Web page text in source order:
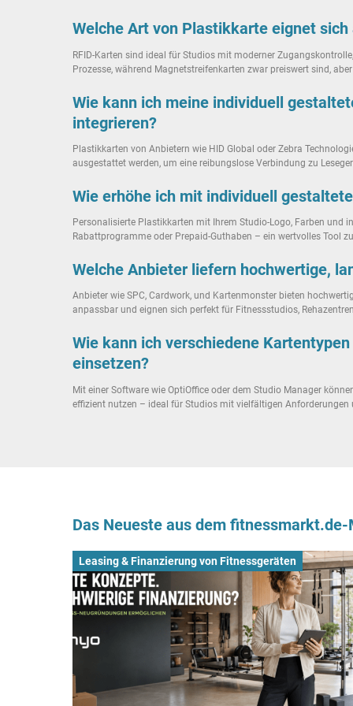
Welche Art von Plastikkarte eignet
RFID-Karten sind ideal für Studios mit moderner
Prozesse, während Magnetstreifenkarten zwar preiswert sind,
Wie kann ich meine individuell
integrieren?
Plastikkarten von Anbietern wie HID Global oder Zebra
ausgestattet werden, um eine reibungslose Verbindung zu
Wie erhöhe ich mit individuell
Personalisierte Plastikkarten mit Ihrem Studio-Logo, Farben
Rabattprogramme oder Prepaid-Guthaben – ein wertvolles Tool
Welche Anbieter liefern hochwertige,
Anbieter wie SPC, Cardwork, und Kartenmonster bieten
anpassbar und eignen sich perfekt für Fitnessstudios,
Wie kann ich verschiedene
einsetzen?
Mit einer Software wie OptiOffice oder dem Studio Manager
effizient nutzen – ideal für Studios mit vielfältigen Anforderungen
Das Neueste aus dem
Leasing & Finanzierung von Fitnessgeräten